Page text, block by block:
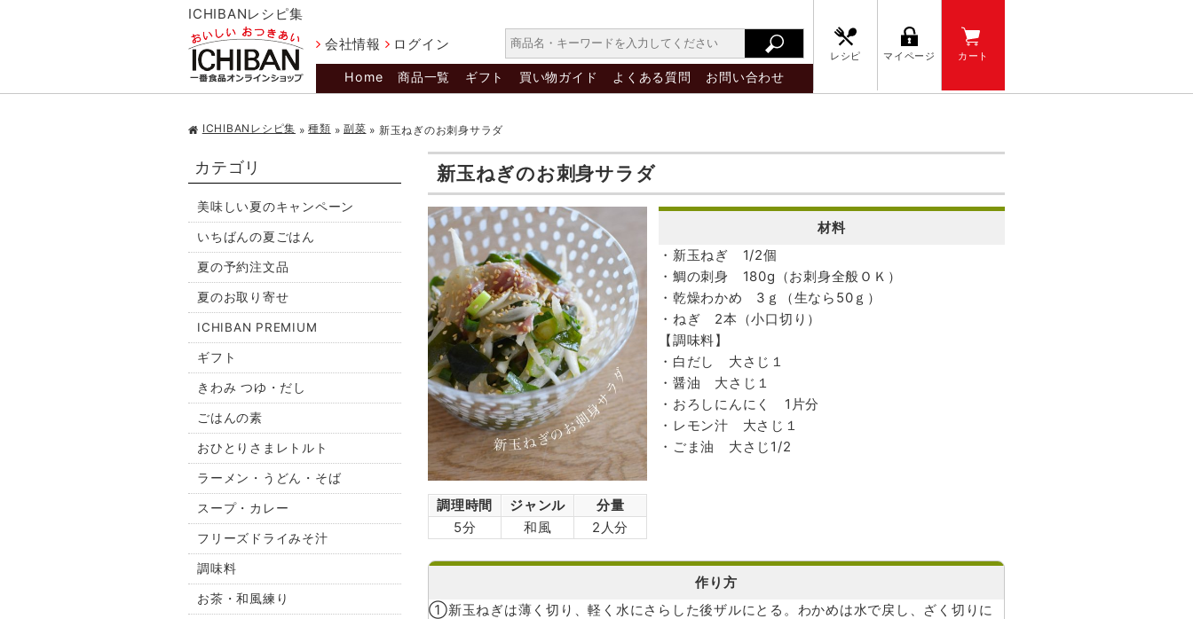
ICHIBANレシピ集
会社情報
ログイン
Home 商品一覧 ギフト 買い物ガイド よくある質問 お問い合わせ
レシピ マイページ カート
ICHIBANレシピ集 »種類» 副菜» 新玉ねぎのお刺身サラダ
新玉ねぎのお刺身サラダ
調理時間 ジャンル
分量
5分
和風 2人分
材料
・新玉ねぎ 1/2個
・鯛の刺身 180g（お刺身全般ＯＫ）
・乾燥わかめ 3ｇ（生なら50ｇ）
・ねぎ 2本（小口切り）
【調味料】
・白だし 大さじ１
・醤油 大さじ１
・おろしにんにく 1片分
・レモン汁 大さじ１
・ごま油 大さじ1/2
作り方
①新玉ねぎは薄く切り、軽く水にさらした後ザルにとる。わかめは水で戻し、ざく切りに
カテゴリ
美味しい夏のキャンペーン
いちばんの夏ごはん
夏の予約注文品
夏のお取り寄せ
ICHIBAN PREMIUM
ギフト
きわみ つゆ・だし
ごはんの素
おひとりさまレトルト
ラーメン・うどん・そば
スープ・カレー
フリーズドライみそ汁
調味料
お茶・和風練り